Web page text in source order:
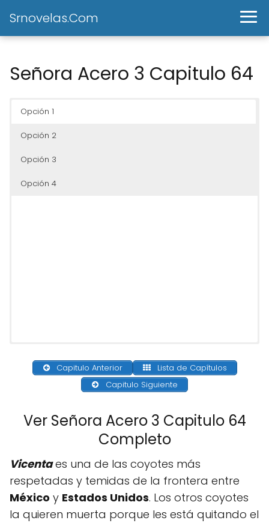
Srnovelas.Com
Señora Acero 3 Capitulo 64
Opción 1
Opción 2
Opción 3
Opción 4
Capitulo Anterior
Lista de Capítulos
Capitulo Siguiente
Ver Señora Acero 3 Capitulo 64
Completo
Vicentaes una de las coyotes más
respetadas y temidas de la frontera entre
México y Estados Unidos. Los otros coyotes
la quieren muerta porque les está quitando el